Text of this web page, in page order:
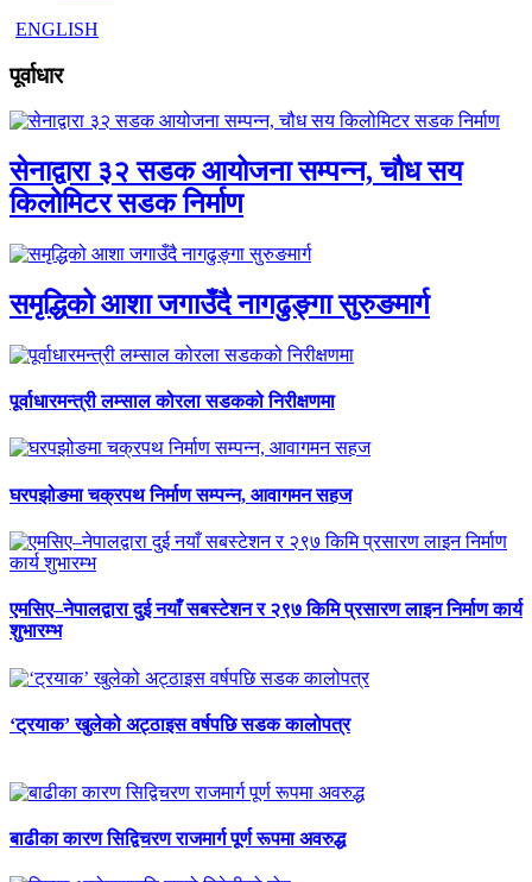
ENGLISH
पूर्वाधार
सेनाद्वारा ३२ सडक आयोजना सम्पन्न, चौध सय
किलोमिटर सडक निर्माण
समृद्धिको आशा जगाउँदै नागढुङ्गा सुरुङमार्ग
पूर्वाधारमन्त्री लम्साल कोरला सडकको निरीक्षणमा
घरपझोङमा चक्रपथ निर्माण सम्पन्न, आवागमन सहज
एमसिए–नेपालद्वारा दुई नयाँ सबस्टेशन र २९७ किमि प्रसारण लाइन निर्माण कार्य
शुभारम्भ
‘ट्रयाक’ खुलेको अट्ठाइस वर्षपछि सडक कालोपत्र
बाढीका कारण सिद्विचरण राजमार्ग पूर्ण रूपमा अवरुद्ध